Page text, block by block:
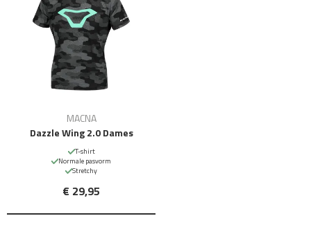
MACNA
Dazzle Wing 2.0 Dames
T-shirt
Normale pasvorm
Stretchy
€ 29,95